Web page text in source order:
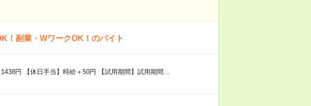
！副業・WワークOK！のバイト
円 【休日手当】時給＋50円 【試用期間】試用期間…